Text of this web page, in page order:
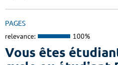
PAGES
relevance: 100%
Vous êtes